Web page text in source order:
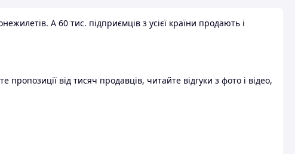
А 60 тис. підприємців з усієї країни продають і
від тисяч продавців, читайте відгуки з фото і відео,